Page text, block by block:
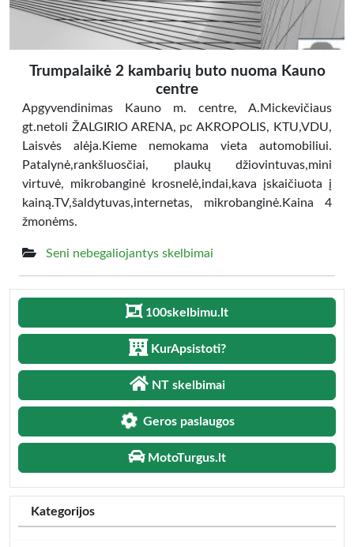
Trumpalaikė 2 kambarių buto nuoma Kauno
centre
Apgyvendinimas Kauno m. centre, A.Mickevičiaus
gt.netoli ŽALGIRIO ARENA, pc AKROPOLIS, KTU,VDU,
Laisvės alėja.Kieme nemokama vieta automobiliui.
Patalynė,rankšluosčiai, plaukų džiovintuvas,mini
virtuvė, mikrobanginė krosnelė,indai,kava įskaičiuota į
kainą.TV,šaldytuvas,internetas, mikrobanginė.Kaina 4
žmonėms.
Seni nebegaliojantys skelbimai
100skelbimu.lt
KurApsistoti?
NT skelbimai
Geros paslaugos
MotoTurgus.lt
Kategorijos